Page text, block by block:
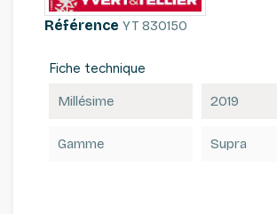
Référence YT 830150
Fiche technique
Millésime 2019
Gamme Supra